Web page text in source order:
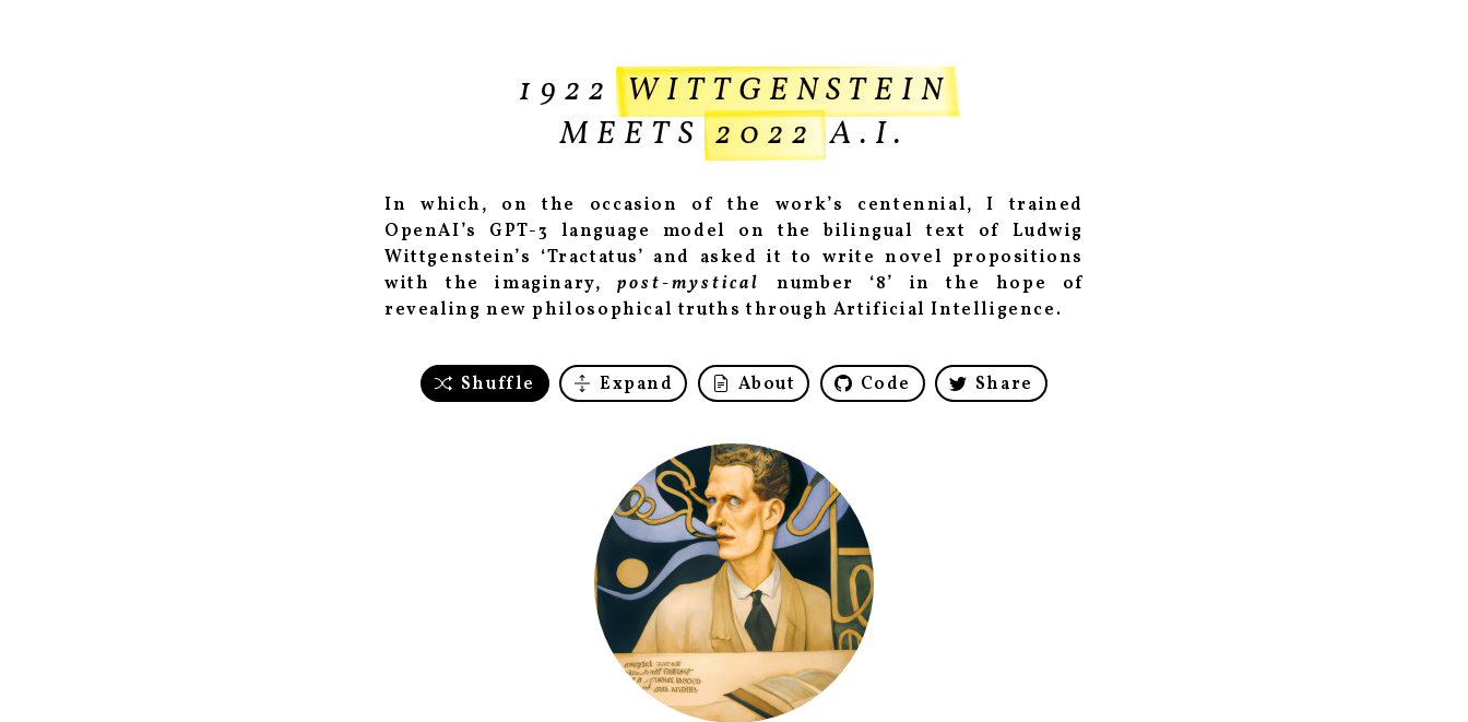
1922WITTGENSTEIN
MEETS2022 A.I.
In which, on the occasion of the work’s centennial, I trained
OpenAI’s GPT-3 language model on the bilingual text of Ludwig
Wittgenstein’s ‘Tractatus’ and asked it to write novel propositions
with the imaginary, post-mystical
number ‘8’ in the hope of
revealing new philosophical truths through Artificial Intelligence.
Shuffle Expand About Code Share